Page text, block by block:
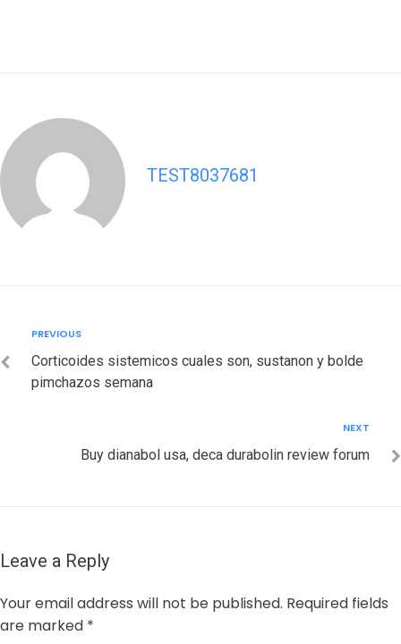
TEST8037681
navigation
Previous
PREVIOUS
Corticoides sistemicos cuales son, sustanon y bolde
pimchazos semana
NEXT
Buy dianabol usa, deca durabolin review forum
Leave a Reply
Your email address will not be published. Required fields
are marked *